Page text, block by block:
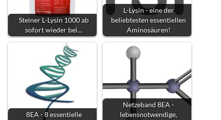
Steiner L-Lysin 1000 ab
sofort wieder bei…
L-Lysin - eine der
beliebtesten essentiellen
Aminosäuren!
8EA - 8 essentielle
Netzeband 8EA -
lebensnotwendige,